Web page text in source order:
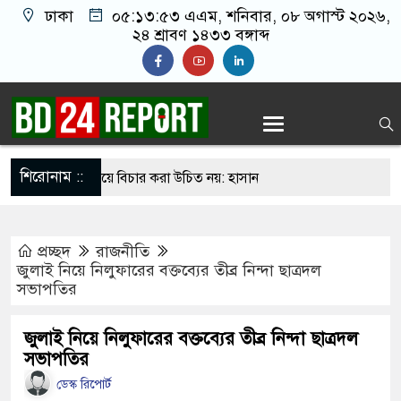
ঢাকা ০৫:১৩:৫৪ এএম, শনিবার, ০৮ অগাস্ট ২০২৬,
২৪ শ্রাবণ ১৪৩৩ বঙ্গাব্দ
শিরোনাম ::
পরিচয়ে বিচার করা উচিত নয়: হাসান
করছেন শেখ হাসিনা
বরণে প্রস্তুত চট্টগ্রাম, উজ্জীবিত নেতাকর্মীরা
বিমান হামলা করে কাবু করা সম্ভব নয়: ট্রাম্পের শীর্ষ
প্রচ্ছদ
রাজনীতি
জুলাই নিয়ে নিলুফারের বক্তব্যের তীব্র নিন্দা ছাত্রদল
সভাপতির
জুলাই নিয়ে নিলুফারের বক্তব্যের তীব্র নিন্দা ছাত্রদল
সভাপতির
ডেস্ক রিপোর্ট